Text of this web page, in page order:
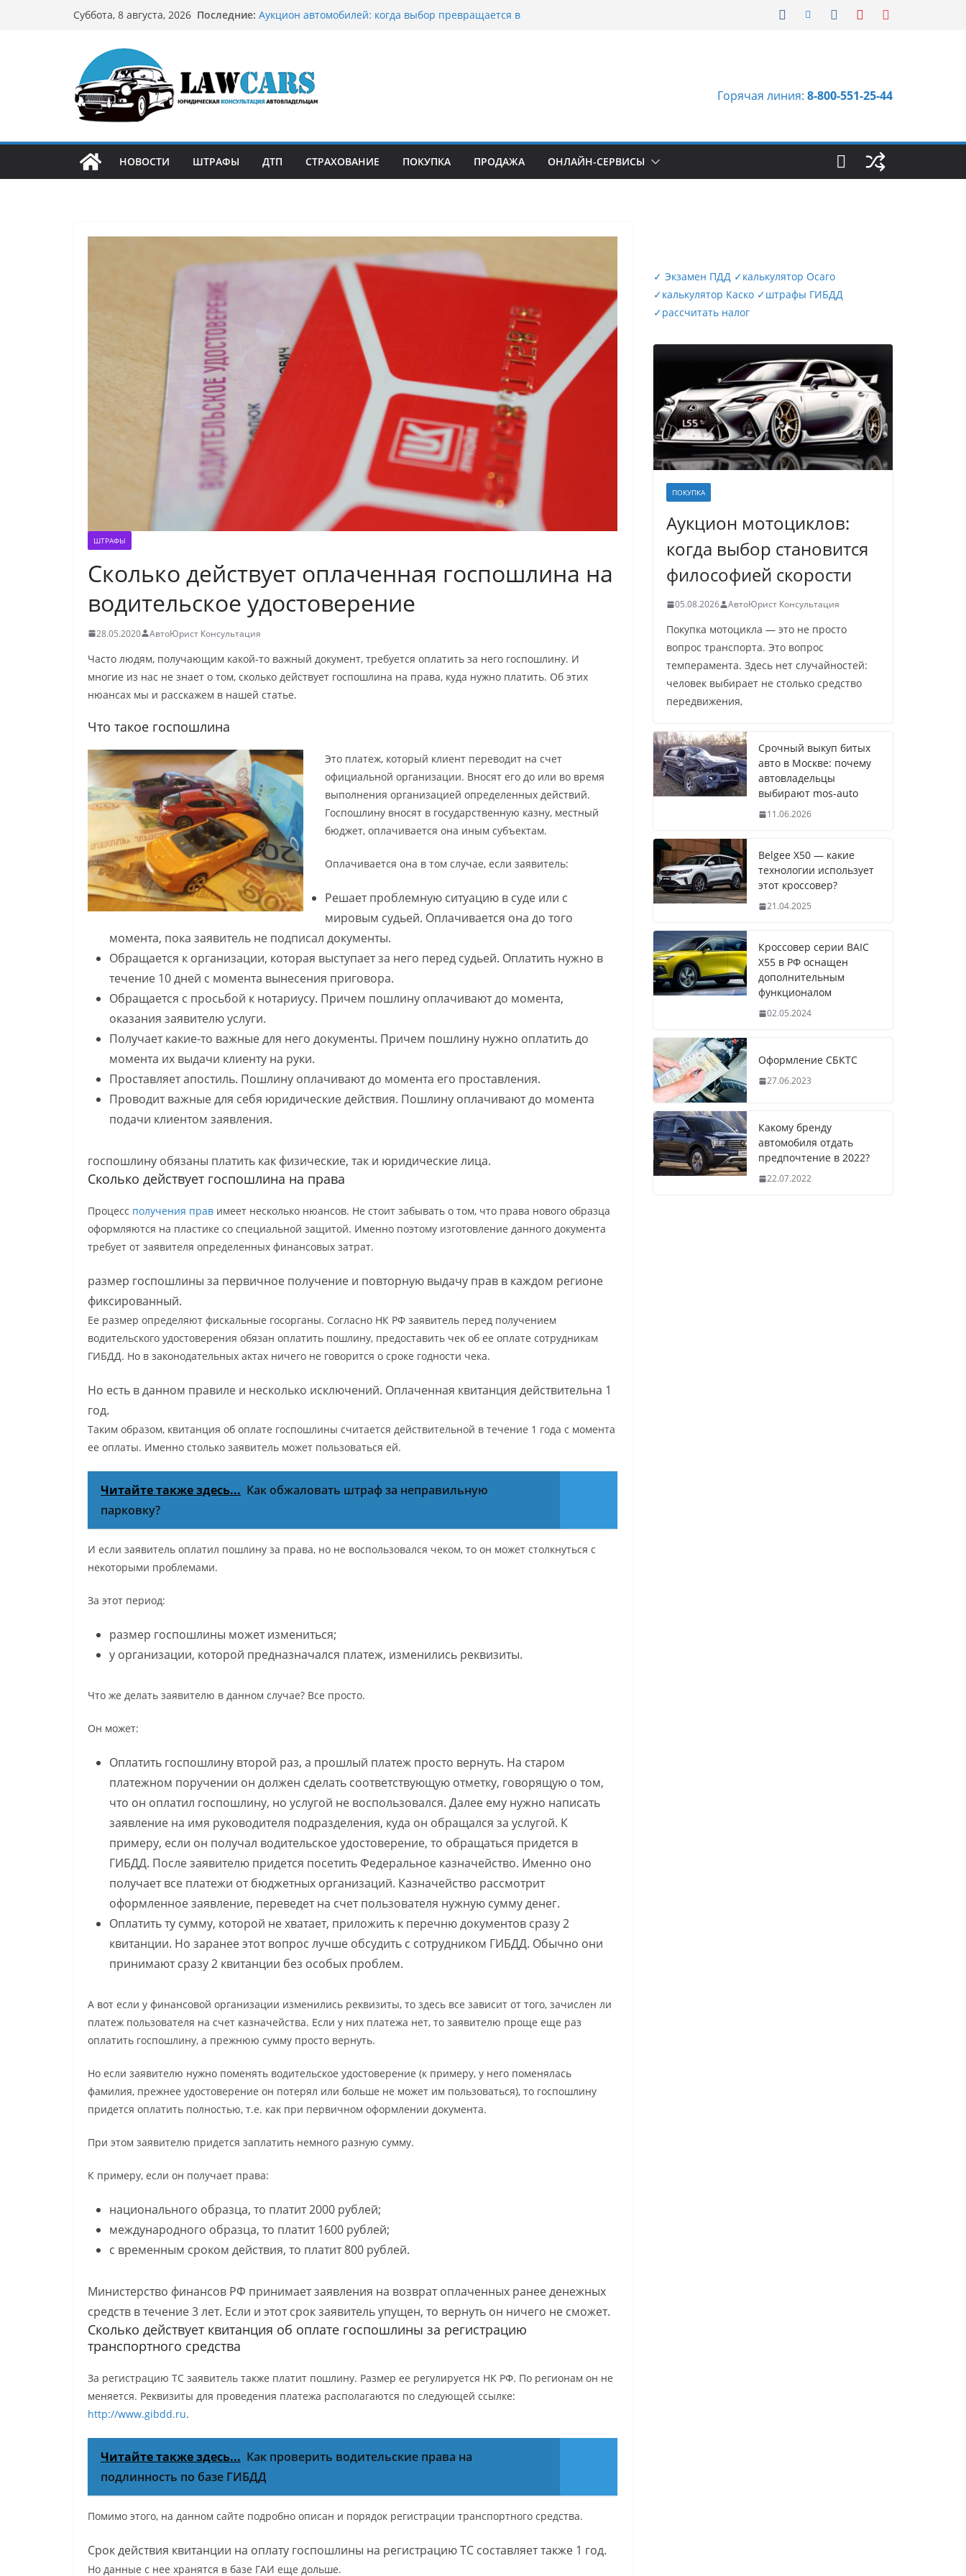
Суббота, 8 августа, 2026 Последние: Аукцион автомобилей: когда выбор превращается в
Срочный выкуп битых авто в Москве: почему
автовладельцы выбирают mos-auto
Бриллиантовые серьги: вечная классика или
может подойти
Горячая линия: 8-800-551-25-44
НОВОСТИ ШТРАФЫ ДТП СТРАХОВАНИЕ ПОКУПКА ПРОДАЖА ОНЛАЙН-СЕРВИСЫ
ШТРАФЫ
Сколько действует оплаченная госпошлина на
водительское удостоверение
28.05.2020 АвтоЮрист Консультация
Часто людям, получающим какой-то важный документ, требуется оплатить за него госпошлину. И
многие из нас не знает о том, сколько действует госпошлина на права, куда нужно платить. Об этих
нюансах мы и расскажем в нашей статье.
Что такое госпошлина
Это платеж, который клиент переводит на счет
официальной организации. Вносят его до или во время
выполнения организацией определенных действий.
Госпошлину вносят в государственную казну, местный
бюджет, оплачивается она иным субъектам.
Оплачивается она в том случае, если заявитель:
Решает проблемную ситуацию в суде или с
мировым судьей. Оплачивается она до того
момента, пока заявитель не подписал документы.
Обращается к организации, которая выступает за него перед судьей. Оплатить нужно в
течение 10 дней с момента вынесения приговора.
Обращается с просьбой к нотариусу. Причем пошлину оплачивают до момента,
оказания заявителю услуги.
Получает какие-то важные для него документы. Причем пошлину нужно оплатить до
момента их выдачи клиенту на руки.
Проставляет апостиль. Пошлину оплачивают до момента его проставления.
Проводит важные для себя юридические действия. Пошлину оплачивают до момента
подачи клиентом заявления.
госпошлину обязаны платить как физические, так и юридические лица.
Сколько действует госпошлина на права
Процесс получения прав имеет несколько нюансов. Не стоит забывать о том, что права нового образца
оформляются на пластике со специальной защитой. Именно поэтому изготовление данного документа
требует от заявителя определенных финансовых затрат.
размер госпошлины за первичное получение и повторную выдачу прав в каждом регионе
фиксированный.
Ее размер определяют фискальные госорганы. Согласно НК РФ заявитель перед получением
водительского удостоверения обязан оплатить пошлину, предоставить чек об ее оплате сотрудникам
ГИБДД. Но в законодательных актах ничего не говорится о сроке годности чека.
Но есть в данном правиле и несколько исключений. Оплаченная квитанция действительна 1
год.
Таким образом, квитанция об оплате госпошлины считается действительной в течение 1 года с момента
ее оплаты. Именно столько заявитель может пользоваться ей.
Читайте также здесь... Как обжаловать штраф за неправильную
парковку?
И если заявитель оплатил пошлину за права, но не воспользовался чеком, то он может столкнуться с
некоторыми проблемами.
За этот период:
размер госпошлины может измениться;
у организации, которой предназначался платеж, изменились реквизиты.
Что же делать заявителю в данном случае? Все просто.
Он может:
Оплатить госпошлину второй раз, а прошлый платеж просто вернуть. На старом
платежном поручении он должен сделать соответствующую отметку, говорящую о том,
что он оплатил госпошлину, но услугой не воспользовался. Далее ему нужно написать
заявление на имя руководителя подразделения, куда он обращался за услугой. К
примеру, если он получал водительское удостоверение, то обращаться придется в
ГИБДД. После заявителю придется посетить Федеральное казначейство. Именно оно
получает все платежи от бюджетных организаций. Казначейство рассмотрит
оформленное заявление, переведет на счет пользователя нужную сумму денег.
Оплатить ту сумму, которой не хватает, приложить к перечню документов сразу 2
квитанции. Но заранее этот вопрос лучше обсудить с сотрудником ГИБДД. Обычно они
принимают сразу 2 квитанции без особых проблем.
А вот если у финансовой организации изменились реквизиты, то здесь все зависит от того, зачислен ли
платеж пользователя на счет казначейства. Если у них платежа нет, то заявителю проще еще раз
оплатить госпошлину, а прежнюю сумму просто вернуть.
Но если заявителю нужно поменять водительское удостоверение (к примеру, у него поменялась
фамилия, прежнее удостоверение он потерял или больше не может им пользоваться), то госпошлину
придется оплатить полностью, т.е. как при первичном оформлении документа.
При этом заявителю придется заплатить немного разную сумму.
К примеру, если он получает права:
национального образца, то платит 2000 рублей;
международного образца, то платит 1600 рублей;
с временным сроком действия, то платит 800 рублей.
Министерство финансов РФ принимает заявления на возврат оплаченных ранее денежных
средств в течение 3 лет. Если и этот срок заявитель упущен, то вернуть он ничего не сможет.
Сколько действует квитанция об оплате госпошлины за регистрацию
транспортного средства
За регистрацию ТС заявитель также платит пошлину. Размер ее регулируется НК РФ. По регионам он не
меняется. Реквизиты для проведения платежа располагаются по следующей ссылке:
http://www.gibdd.ru.
Читайте также здесь... Как проверить водительские права на
подлинность по базе ГИБДД
Помимо этого, на данном сайте подробно описан и порядок регистрации транспортного средства.
Cрок действия квитанции на оплату госпошлины на регистрацию ТС составляет также 1 год.
Но данные с нее хранятся в базе ГАИ еще дольше.
✓ Экзамен ПДД ✓калькулятор Осаго
✓калькулятор Каско ✓штрафы ГИБДД
✓рассчитать налог
ПОКУПКА
Аукцион мотоциклов:
когда выбор становится
философией скорости
05.08.2026 АвтоЮрист Консультация
Покупка мотоцикла — это не просто
вопрос транспорта. Это вопрос
темперамента. Здесь нет случайностей:
человек выбирает не столько средство
передвижения,
Срочный выкуп битых
авто в Москве: почему
автовладельцы
выбирают mos-auto
11.06.2026
Belgee X50 — какие
технологии использует
этот кроссовер?
21.04.2025
Кроссовер серии BAIC
X55 в РФ оснащен
дополнительным
функционалом
02.05.2024
Оформление СБКТС
27.06.2023
Какому бренду
автомобиля отдать
предпочтение в 2022?
22.07.2022